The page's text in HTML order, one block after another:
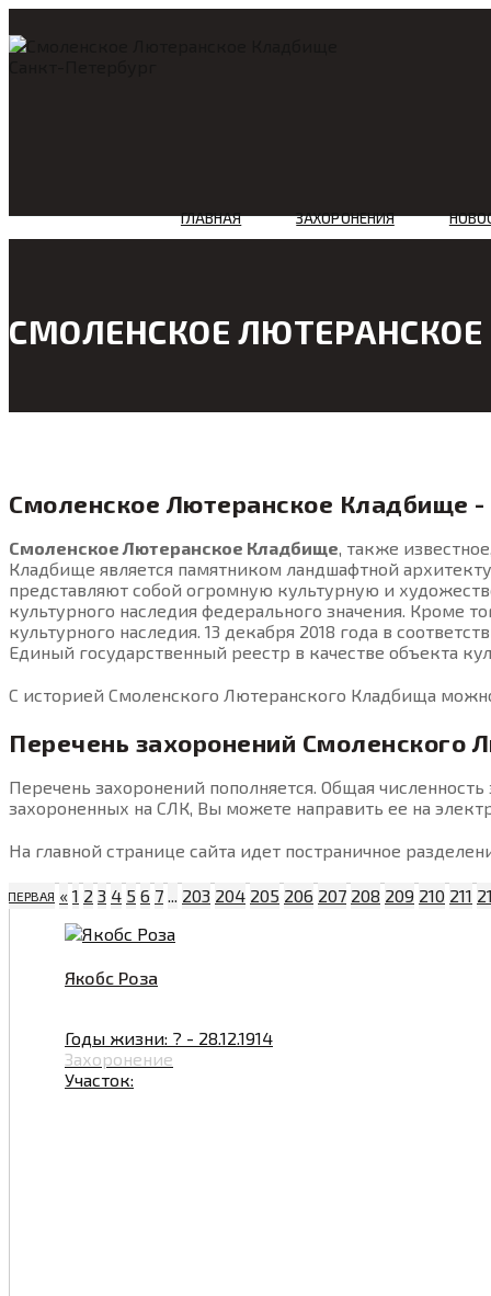
ГЛАВНАЯ ЗАХОРОНЕНИЯ
СМОЛЕНСКОЕ
Смоленское Лютеранское Кладбище
Смоленское Лютеранское Кладбище , также
Кладбище является памятником ландшафтной
представляют собой огромную культурную и
культурного наследия федерального значения. Кроме
культурного наследия. 13 декабря 2018 года в
Единый государственный реестр в качестве объекта
С историей Смоленского Лютеранского Кладбища
Перечень захоронений Смоленского
Перечень захоронений пополняется. Общая
захороненных на СЛК, Вы можете направить ее на
На главной странице сайта идет постраничное
ПЕРВАЯ « 1 2 3 4 5 6 7 203 204 205 206 207 208 209 210 211
Якобс Роза
Годы жизни: ? - 28.12.1914
Захоронение
Участок: